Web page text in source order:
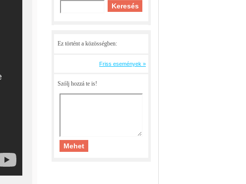
Ez történt a közösségben:
Friss események »
Szólj hozzá te is!